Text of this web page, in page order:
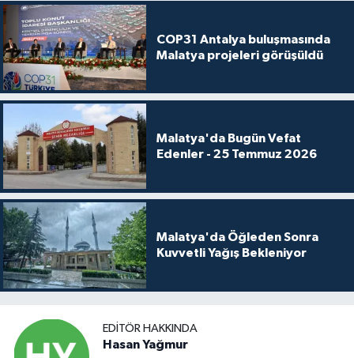
COP31 Antalya buluşmasında
Malatya projeleri görüşüldü
Malatya'da Bugün Vefat
Edenler - 25 Temmuz 2026
Malatya'da Öğleden Sonra
Kuvvetli Yağış Bekleniyor
EDITÖR HAKKINDA
Hasan Yağmur